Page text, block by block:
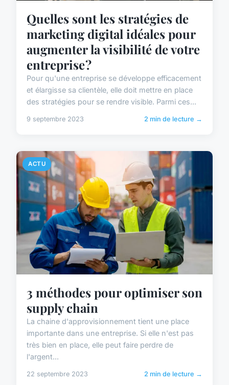
Quelles sont les stratégies de
marketing digital idéales pour
augmenter la visibilité de votre
entreprise ?
Pour qu'une entreprise se développe efficacement
et élargisse sa clientèle, elle doit mettre en place
des stratégies pour se rendre visible. Parmi ces...
9 septembre 2023 2 min de lecture →
ACTU
3 méthodes pour optimiser son
supply chain
La chaine d'approvisionnement tient une place
importante dans une entreprise. Si elle n'est pas
très bien en place, elle peut faire perdre de
l'argent...
22 septembre 2023 2 min de lecture →